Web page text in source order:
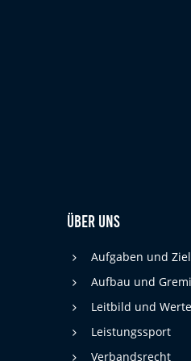
Über uns
Aufgaben und
Aufbau und
Leitbild und Werte
Leistungssport
Verbandsrecht
einzelne Besucher persönlich
Google Analytics
_gat, _ga,
Google LLC
Diese